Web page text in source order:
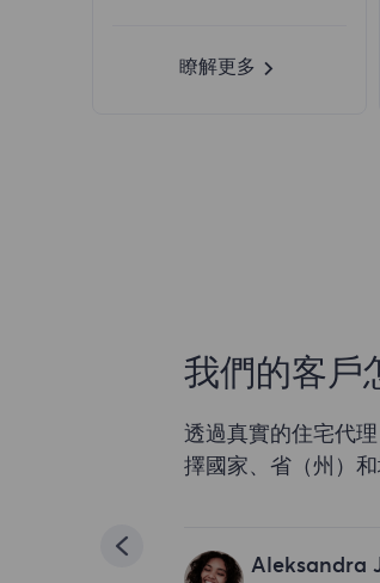
瞭解更多
我們的客戶
透過真實的住宅代
擇國家、省（州）
Aleksandra